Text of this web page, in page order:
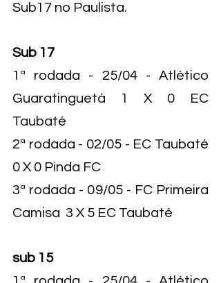
Sub17 no Paulista.
Sub 17
1ª rodada - 25/04 - Atlético
Guaratinguetá 1 X 0 EC
Taubaté
2ª rodada - 02/05 - EC Taubaté
0 X 0 Pinda FC
3ª rodada - 09/05 - FC Primeira
Camisa  3 X 5 EC Taubaté
sub 15